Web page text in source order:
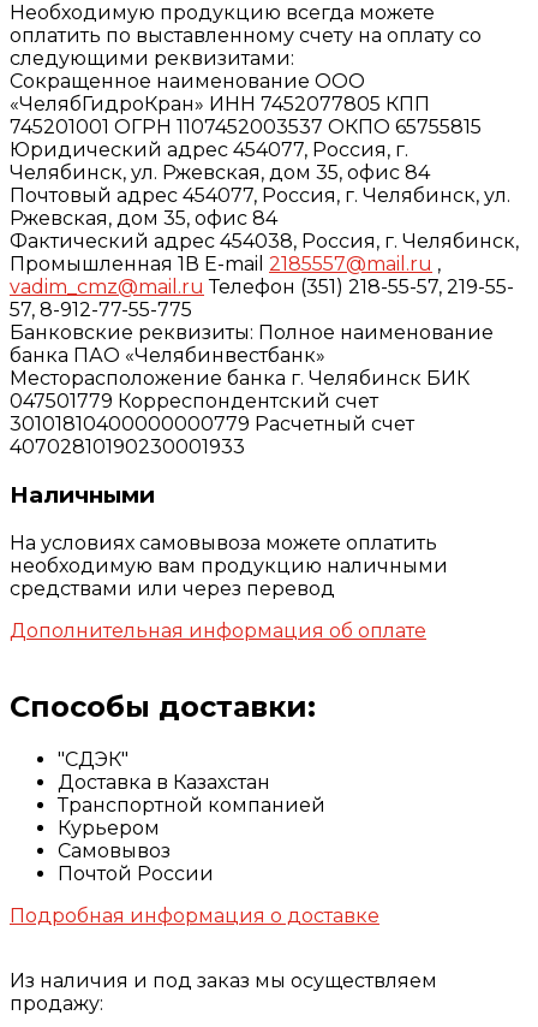
Необходимую продукцию всегда можете
оплатить по выставленному счету на оплату со
следующими реквизитами:
Сокращенное наименование ООО
«ЧелябГидроКран» ИНН 7452077805 КПП
745201001 ОГРН 1107452003537 ОКПО 65755815
Юридический адрес 454077, Россия, г.
Челябинск, ул. Ржевская, дом 35, офис 84
Почтовый адрес 454077, Россия, г. Челябинск, ул.
Ржевская, дом 35, офис 84
Фактический адрес 454038, Россия, г. Челябинск,
Промышленная 1В E-mail 2185557@mail.ru ,
vadim_cmz@mail.ru Телефон (351) 218-55-57, 219-55-
57, 8-912-77-55-775
Банковские реквизиты: Полное наименование
банка ПАО «Челябинвестбанк»
Месторасположение банка г. Челябинск БИК
047501779 Корреспондентский счет
30101810400000000779 Расчетный счет
40702810190230001933
Наличными
На условиях самовывоза можете оплатить
необходимую вам продукцию наличными
средствами или через перевод
Дополнительная информация об оплате
Способы доставки:
"СДЭК"
Доставка в Казахстан
Транспортной компанией
Курьером
Самовывоз
Почтой России
Подробная информация о доставке
Из наличия и под заказ мы осуществляем
продажу: